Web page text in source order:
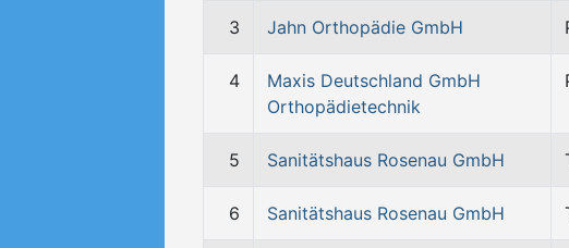
3 Jahn Orthopädie GmbH
4
Maxis Deutschland GmbH
Orthopädietechnik
5 Sanitätshaus Rosenau GmbH
6 Sanitätshaus Rosenau GmbH